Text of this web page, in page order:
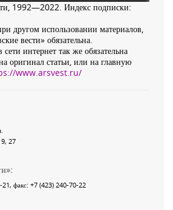
1992—2022. Индекс подписки:
другом использовании материалов,
вести» обязательна.
интернет так же обязательна
оригинал статьи, или на главную
www.arsvest.ru/
27
»:
21, факс: +7 (423) 240-70-22